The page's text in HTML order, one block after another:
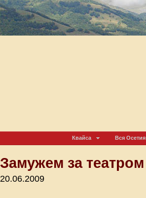
Квайса Вся Осетия
Замужем за театром
20.06.2009